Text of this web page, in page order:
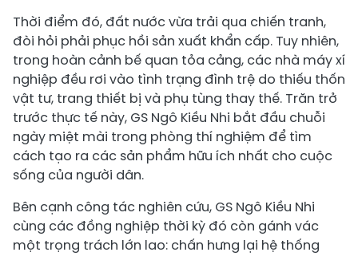
Thời điểm đó, đất nước vừa trải qua chiến tranh,
đòi hỏi phải phục hồi sản xuất khẩn cấp. Tuy nhiên,
trong hoàn cảnh bế quan tỏa cảng, các nhà máy xí
nghiệp đều rơi vào tình trạng đình trệ do thiếu thốn
vật tư, trang thiết bị và phụ tùng thay thế. Trăn trở
trước thực tế này, GS Ngô Kiều Nhi bắt đầu chuỗi
ngày miệt mài trong phòng thí nghiệm để tìm
cách tạo ra các sản phẩm hữu ích nhất cho cuộc
sống của người dân.
Bên cạnh công tác nghiên cứu, GS Ngô Kiều Nhi
cùng các đồng nghiệp thời kỳ đó còn gánh vác
một trọng trách lớn lao: chấn hưng lại hệ thống